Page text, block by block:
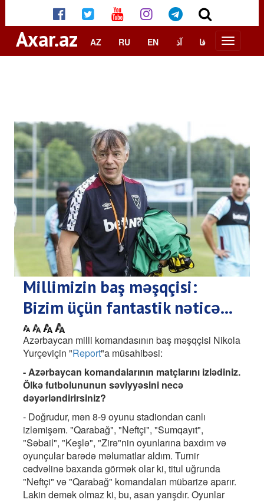
Axar.az AZ RU EN آذ فا
Millimizin baş məşqçisi:
Bizim üçün fantastik nəticə...
Azərbaycan milli komandasının baş məşqçisi Nikola
Yurçeviçin "Report"a müsahibəsi:
- Azərbaycan komandalarının matçlarını izlədiniz.
Ölkə futbolununun səviyyəsini necə
dəyərləndirirsiniz?
- Doğrudur, mən 8-9 oyunu stadiondan canlı
izləmişəm. "Qarabağ", "Neftçi", "Sumqayıt",
"Səbail", "Keşlə", "Zirə"nin oyunlarına baxdım və
oyunçular barədə məlumatlar aldım. Turnir
cədvəlinə baxanda görmək olar ki, titul uğrunda
"Neftçi" və "Qarabağ" komandaları mübarizə aparır.
Lakin demək olmaz ki, bu, asan yarışdır. Oyunlar